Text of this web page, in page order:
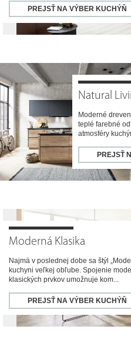
PREJSŤ NA VÝBER KUCHÝŇ
Natural
Moderné
teplé farebné
atmosféry
PREJSŤ
Moderná Klasika
Najmä v poslednej dobe sa štýl
kuchyni veľkej obľube. Spojenie
klasických prvkov umožnuje kom...
PREJSŤ NA VÝBER KUCHÝŇ